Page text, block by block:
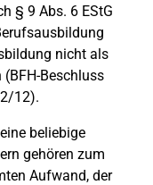
§ 9 Abs. 6 EStG
nicht als
Beschluss
12).
beliebige
gehören zum
Aufwand, der